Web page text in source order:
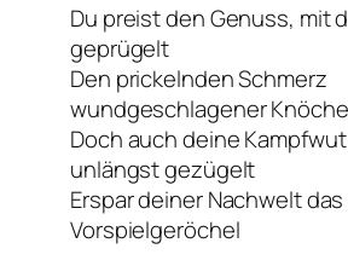
Du preist den Genuss, mit
geprügelt
Den prickelnden Schmerz
wundgeschlagener
Doch auch deine
unlängst gezügelt
Erspar deiner Nachwelt das
Vorspielgeröchel